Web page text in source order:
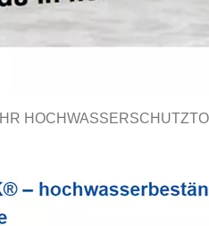
IHR